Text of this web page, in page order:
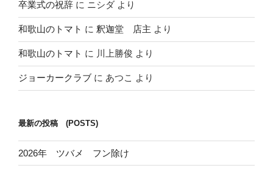
卒業式の祝辞 に ニシダ より
和歌山のトマト に 釈迦堂 店主 より
和歌山のトマト に 川上勝俊 より
ジョーカークラブ に あつこ より
最新の投稿 (POSTS)
2026年 ツバメ フン除け